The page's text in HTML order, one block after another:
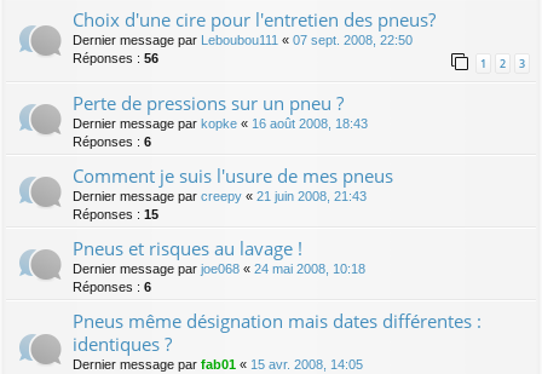
Choix d'une cire pour l'entretien des pneus?
Dernier message par Leboubou111 « 07 sept. 2008, 22:50
Réponses : 56 1 2 3
Perte de pressions sur un pneu ?
Dernier message par kopke « 16 août 2008, 18:43
Réponses : 6
Comment je suis l'usure de mes pneus
Dernier message par creepy « 21 juin 2008, 21:43
Réponses : 15
Pneus et risques au lavage !
Dernier message par joe068 « 24 mai 2008, 10:18
Réponses : 6
Pneus même désignation mais dates différentes :
identiques ?
Dernier message par fab01 « 15 avr. 2008, 14:05